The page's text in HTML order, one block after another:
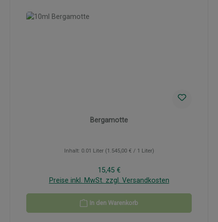
Bergamotte
Inhalt: 0.01 Liter (1.545,00 € / 1 Liter)
Regulärer Preis:
15,45 €
Preise inkl. MwSt. zzgl. Versandkosten
In den Warenkorb